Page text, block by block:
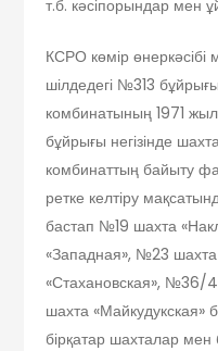
т.б. кәсіпорындар мен
КСРО көмір өнеркәсібі
шілдедегі №313
комбинатының 1971
бұйрығы негізінде
комбинаттың байыту
ретке келтіру
бастап №19 шахта
«Западная», №23
«Стахановская»,
шахта «Майкудукская»
бірқатар шахталар